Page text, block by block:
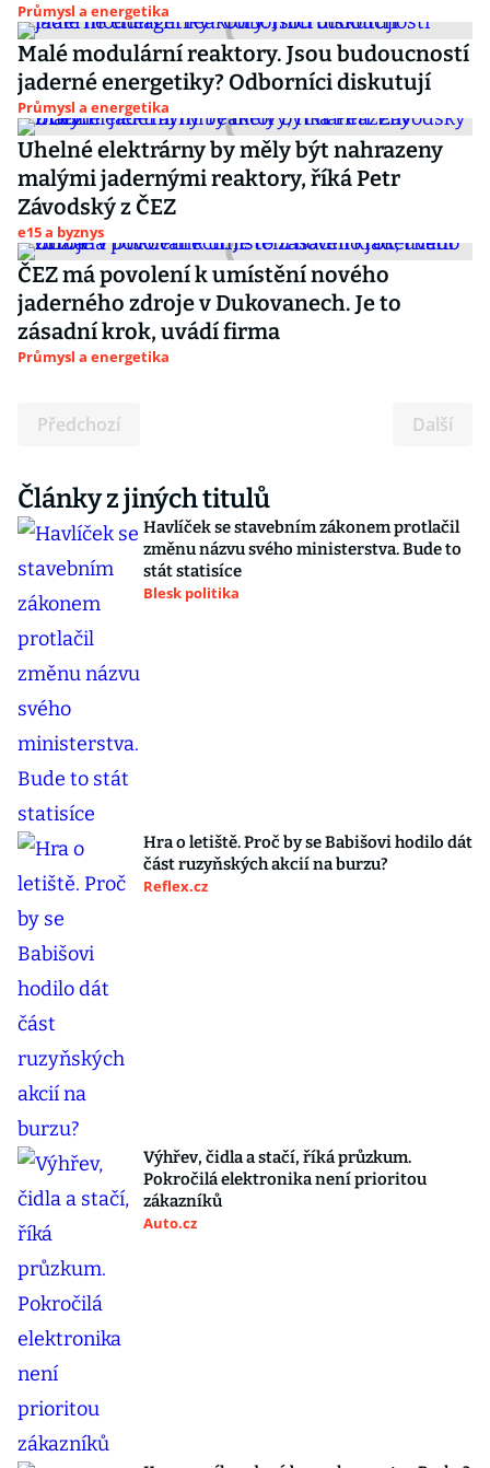
Průmysl a energetika
Malé modulární reaktory. Jsou budoucností
jaderné energetiky? Odborníci diskutují
Průmysl a energetika
Uhelné elektrárny by měly být nahrazeny
malými jadernými reaktory, říká Petr
Závodský z ČEZ
e15 a byznys
ČEZ má povolení k umístění nového
jaderného zdroje v Dukovanech. Je to
zásadní krok, uvádí firma
Průmysl a energetika
Předchozí Další
Články z jiných titulů
Havlíček se stavebním zákonem protlačil
změnu názvu svého ministerstva. Bude to
stát statisíce
Blesk politika
Hra o letiště. Proč by se Babišovi hodilo dát
část ruzyňských akcií na burzu?
Reflex.cz
Výhřev, čidla a stačí, říká průzkum.
Pokročilá elektronika není prioritou
zákazníků
Auto.cz